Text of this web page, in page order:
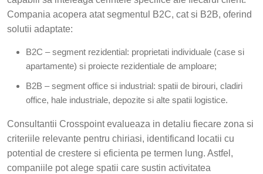
Compania acopera atat segmentul B2C, cat si B2B, oferind
solutii adaptate:
B2C – segment rezidential: proprietati individuale (case si
apartamente) si proiecte rezidentiale de amploare;
B2B – segment office si industrial: spatii de birouri, cladiri
office, hale industriale, depozite si alte spatii logistice.
Consultantii Crosspoint evalueaza in detaliu fiecare zona si
criteriile relevante pentru chiriasi, identificand locatii cu
potential de crestere si eficienta pe termen lung. Astfel,
companiile pot alege spatii care sustin activitatea